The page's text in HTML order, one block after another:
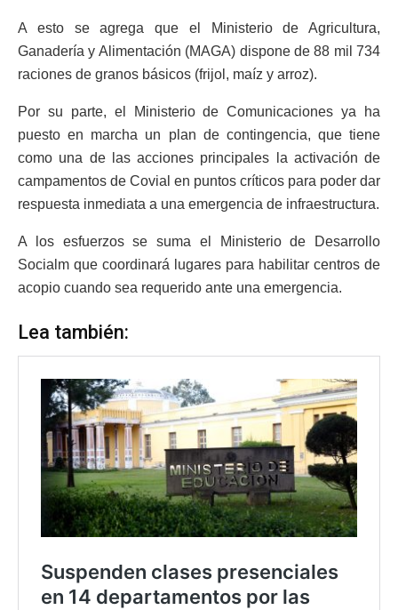
A esto se agrega que el Ministerio de Agricultura,
Ganadería y Alimentación (MAGA) dispone de 88 mil 734
raciones de granos básicos (frijol, maíz y arroz).
Por su parte, el Ministerio de Comunicaciones ya ha
puesto en marcha un plan de contingencia, que tiene
como una de las acciones principales la activación de
campamentos de Covial en puntos críticos para poder dar
respuesta inmediata a una emergencia de infraestructura.
A los esfuerzos se suma el Ministerio de Desarrollo
Socialm que coordinará lugares para habilitar centros de
acopio cuando sea requerido ante una emergencia.
Lea también: